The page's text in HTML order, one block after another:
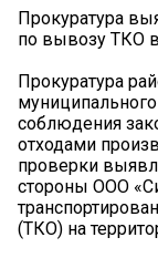
Прокуратура
по вывозу ТКО
Прокуратура
соблюдения
отходами
проверки
стороны ООО
(ТКО) на